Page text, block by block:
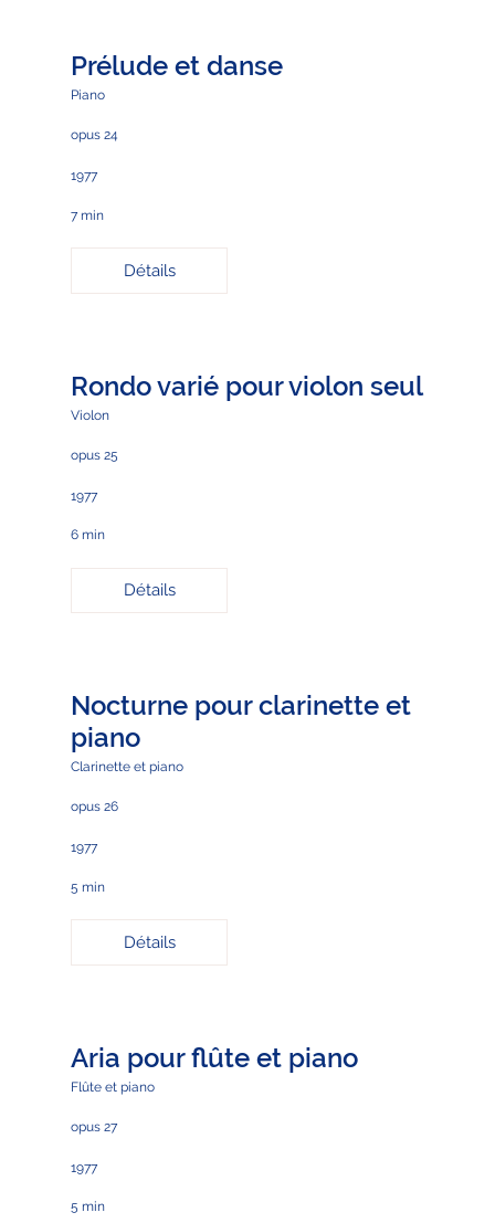
Prélude et danse
Piano
opus 24
1977
7 min
Détails
Rondo varié pour violon seul
Violon
opus 25
1977
6 min
Détails
Nocturne pour clarinette et
piano
Clarinette et piano
opus 26
1977
5 min
Détails
Aria pour flûte et piano
Flûte et piano
opus 27
1977
5 min